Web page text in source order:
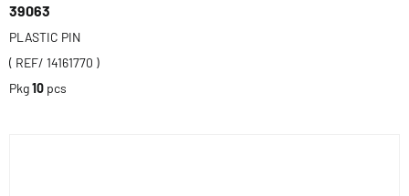
39063
PLASTIC PIN
( REF/ 14161770 )
Pkg10 pcs